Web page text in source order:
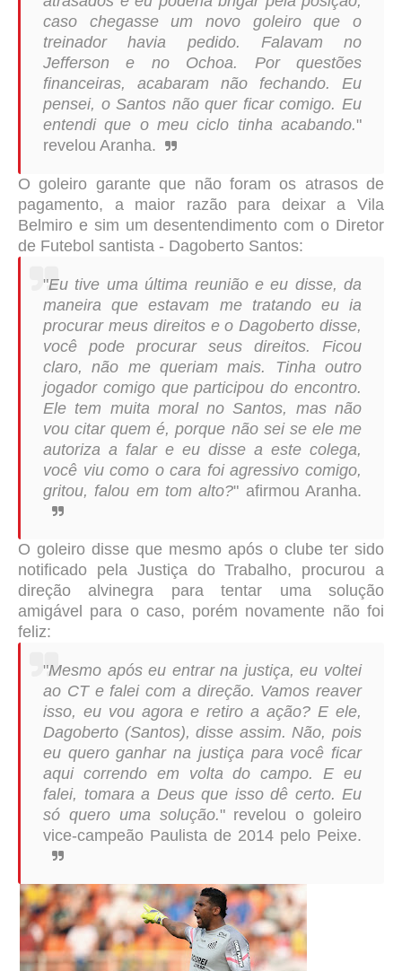
caso chegasse um novo goleiro que o
treinador havia pedido. Falavam no
Jefferson e no Ochoa. Por questões
financeiras, acabaram não fechando. Eu
pensei, o Santos não quer ficar comigo. Eu
entendi que o meu ciclo tinha acabando."
revelou Aranha.
O goleiro garante que não foram os atrasos de
pagamento, a maior razão para deixar a Vila
Belmiro e sim um desentendimento com o Diretor
de Futebol santista - Dagoberto Santos:
"Eu tive uma última reunião e eu disse, da
maneira que estavam me tratando eu ia
procurar meus direitos e o Dagoberto disse,
você pode procurar seus direitos. Ficou
claro, não me queriam mais. Tinha outro
jogador comigo que participou do encontro.
Ele tem muita moral no Santos, mas não
vou citar quem é, porque não sei se ele me
autoriza a falar e eu disse a este colega,
você viu como o cara foi agressivo comigo,
gritou, falou em tom alto?" afirmou Aranha.
O goleiro disse que mesmo após o clube ter sido
notificado pela Justiça do Trabalho, procurou a
direção alvinegra para tentar uma solução
amigável para o caso, porém novamente não foi
feliz:
"Mesmo após eu entrar na justiça, eu voltei
ao CT e falei com a direção. Vamos reaver
isso, eu vou agora e retiro a ação? E ele,
Dagoberto (Santos), disse assim. Não, pois
eu quero ganhar na justiça para você ficar
aqui correndo em volta do campo. E eu
falei, tomara a Deus que isso dê certo. Eu
só quero uma solução." revelou o goleiro
vice-campeão Paulista de 2014 pelo Peixe.